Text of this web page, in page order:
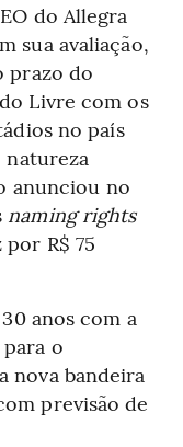
do Allegra
sua avaliação,
prazo do
Livre com os
no país
natureza
anunciou no
naming rights
R$ 75
anos com a
o
nova bandeira
previsão de